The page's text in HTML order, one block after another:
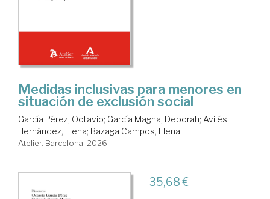
Medidas inclusivas para menores en
situación de exclusión social
García Pérez, Octavio; García Magna, Deborah; Avilés
Hernández, Elena; Bazaga Campos, Elena
Atelier. Barcelona, 2026
35,68 €